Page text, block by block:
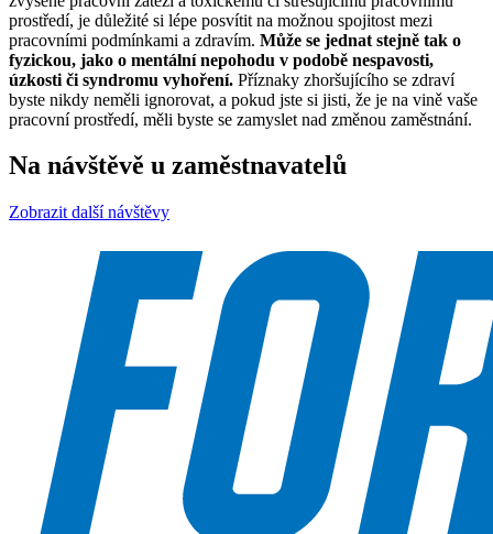
prostředí, je důležité si lépe posvítit na možnou spojitost mezi
pracovními podmínkami a zdravím. Může se jednat stejně tak o
fyzickou, jako o mentální nepohodu v podobě nespavosti,
úzkosti či syndromu vyhoření. Příznaky zhoršujícího se zdraví
byste nikdy neměli ignorovat, a pokud jste si jisti, že je na vině vaše
pracovní prostředí, měli byste se zamyslet nad změnou zaměstnání.
Na návštěvě u zaměstnavatelů
Zobrazit další návštěvy